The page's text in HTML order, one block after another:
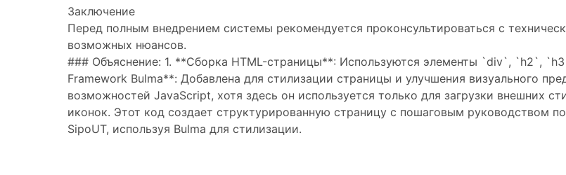
Заключение
Перед полным внедрением системы рекомендуется проконсультироваться с
возможных нюансов.
### Объяснение: 1. **Сборка HTML-страницы**: Используются элементы `div`, `h2`,
Framework Bulma**: Добавлена для стилизации страницы и улучшения визуального
возможностей JavaScript, хотя здесь он используется только для загрузки внешних
иконок. Этот код создает структурированную страницу с пошаговым руководством
SipoUT, используя Bulma для стилизации.